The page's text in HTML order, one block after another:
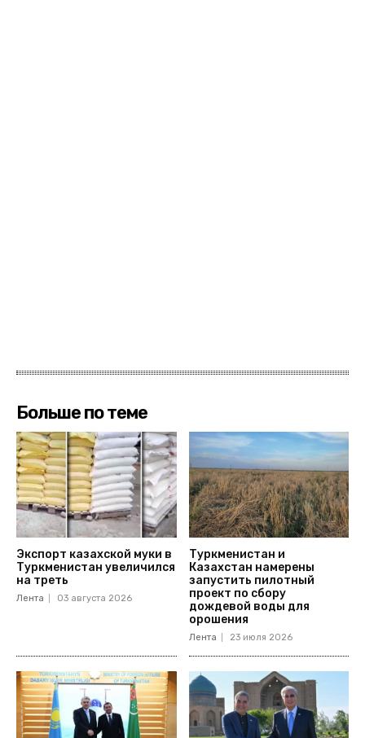
Больше по теме
Экспорт казахской муки в
Туркменистан увеличился
на треть
Лента 03 августа 2026
Туркменистан и
Казахстан намерены
запустить пилотный
проект по сбору
дождевой воды для
орошения
Лента 23 июля 2026